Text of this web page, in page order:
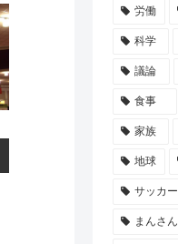
労働
科学
議論
食事
家族
地球
サッカー
まんさん